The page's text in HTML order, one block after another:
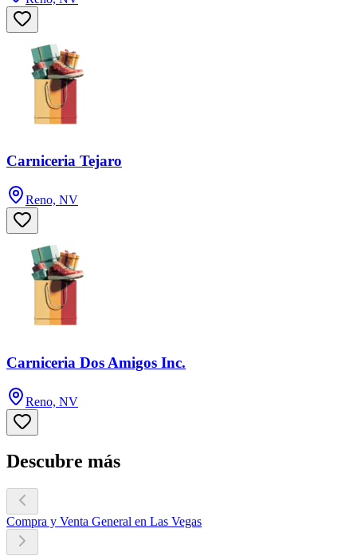
Carniceria Tejaro
Reno, NV
Carniceria Dos Amigos Inc.
Reno, NV
Descubre más
Compra y Venta General en Las Vegas